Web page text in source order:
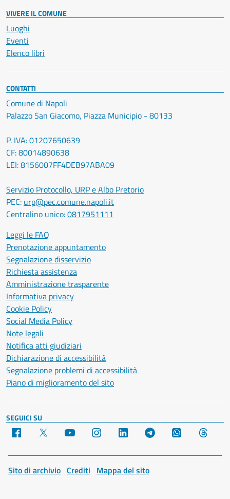
VIVERE IL COMUNE
Luoghi
Eventi
Elenco libri
CONTATTI
Comune di Napoli
Palazzo San Giacomo, Piazza Municipio - 80133
P. IVA: 01207650639
CF: 80014890638
LEI: 8156007FF4DEB97ABA09
Servizio Protocollo, URP e Albo Pretorio
PEC: urp@pec.comune.napoli.it
Centralino unico:0817951111
Leggi le FAQ
Prenotazione appuntamento
Segnalazione disservizio
Richiesta assistenza
Amministrazione trasparente
Informativa privacy
Cookie Policy
Social Media Policy
Note legali
Notifica atti giudiziari
Dichiarazione di accessibilità
Segnalazione problemi di accessibilità
Piano di miglioramento del sito
SEGUICI SU
Facebook YouTube Instagram LinkedIn Telegram WhatsApp
Sito di archivio Crediti Mappa del sito